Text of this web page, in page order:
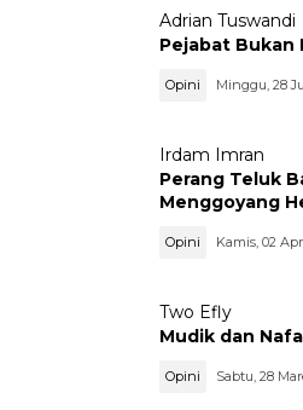
Adrian Tuswandi
Pejabat Bukan
Opini Minggu, 28
Irdam Imran
Perang Teluk
Menggoyang
Opini Kamis, 02
Two Efly
Mudik dan
Opini Sabtu, 28